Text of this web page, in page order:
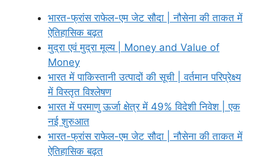
भारत-फ्रांस राफेल-एम जेट सौदा | नौसेना की ताकत में
ऐतिहासिक बढ़त
मुद्रा एवं मुद्रा मूल्य | Money and Value of
Money
भारत में पाकिस्तानी उत्पादों की सूची | वर्तमान परिप्रेक्ष्य
में विस्तृत विश्लेषण
भारत में परमाणु ऊर्जा क्षेत्र में 49% विदेशी निवेश | एक
नई शुरुआत
भारत-फ्रांस राफेल-एम जेट सौदा | नौसेना की ताकत में
ऐतिहासिक बढ़त